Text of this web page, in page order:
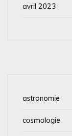
avril 2023
astronomie
cosmologie